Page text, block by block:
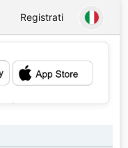
Registrati